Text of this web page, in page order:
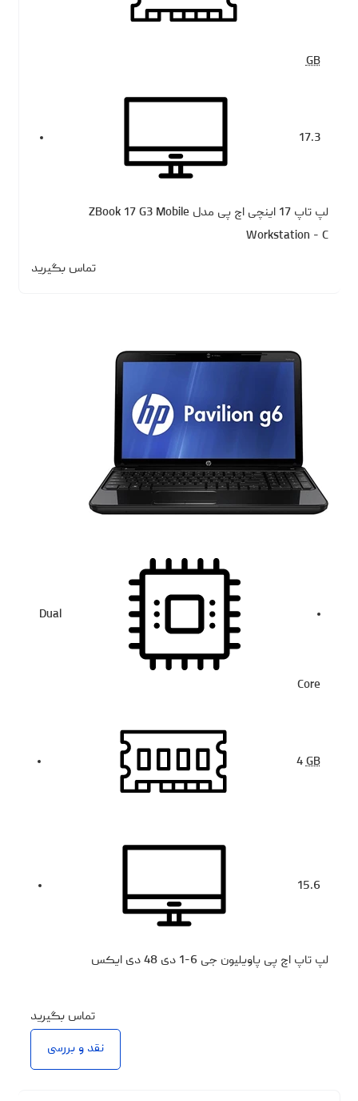
GB
17.3
لپ تاپ 17 اینچی اچ پی مدل ZBook 17 G3 Mobile
Workstation - C
تماس بگیرید
Dual
Core
4GB
15.6
لپ تاپ اچ پی پاویلیون جی 6-1 دی 48 دی ایکس
تماس بگیرید
نقد و بررسی